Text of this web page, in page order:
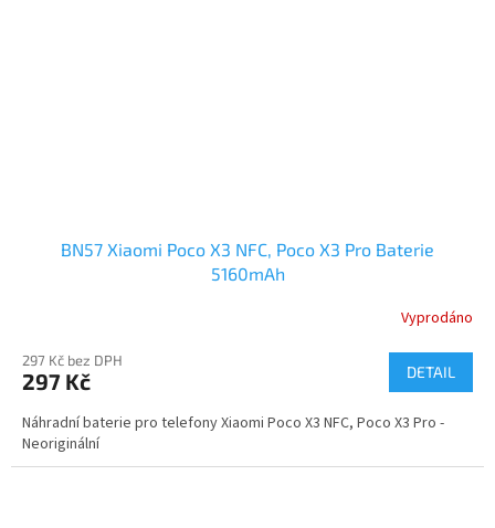
BN57 Xiaomi Poco X3 NFC, Poco X3 Pro Baterie
5160mAh
Vyprodáno
297 Kč bez DPH
297 Kč DETAIL
Náhradní baterie pro telefony Xiaomi Poco X3 NFC, Poco X3 Pro -
Neoriginální